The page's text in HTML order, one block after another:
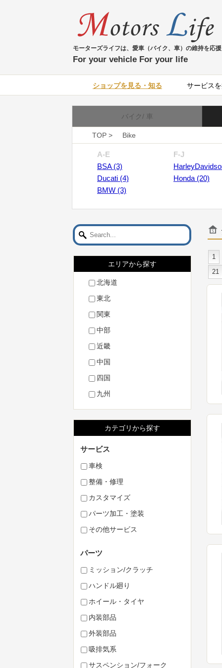
モーターズライフは、愛車（バイク、車）の維持を応援
For your vehicle For your life
ショップを見る・知る サービス
バイク/ 車
TOP > Bike
A-E
BSA (3)
Ducati (4)
BMW (3)
F-J
Honda (20)
エリアから探す
北海道
東北
関東
中部
近畿
中国
四国
九州
カテゴリから探す
サービス
車検
整備・修理
カスタマイズ
パーツ加工・塗装
その他サービス
パーツ
ミッション/クラッチ
ハンドル廻り
ホイール・タイヤ
内装部品
外装部品
吸排気系
サスペンション/フォーク
1
21